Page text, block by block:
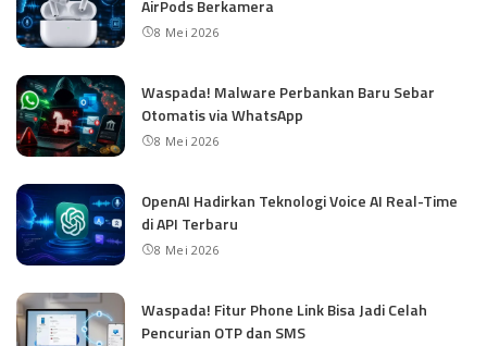
AirPods Berkamera
8 Mei 2026
Waspada! Malware Perbankan Baru Sebar
Otomatis via WhatsApp
8 Mei 2026
OpenAI Hadirkan Teknologi Voice AI Real-Time
di API Terbaru
8 Mei 2026
Waspada! Fitur Phone Link Bisa Jadi Celah
Pencurian OTP dan SMS